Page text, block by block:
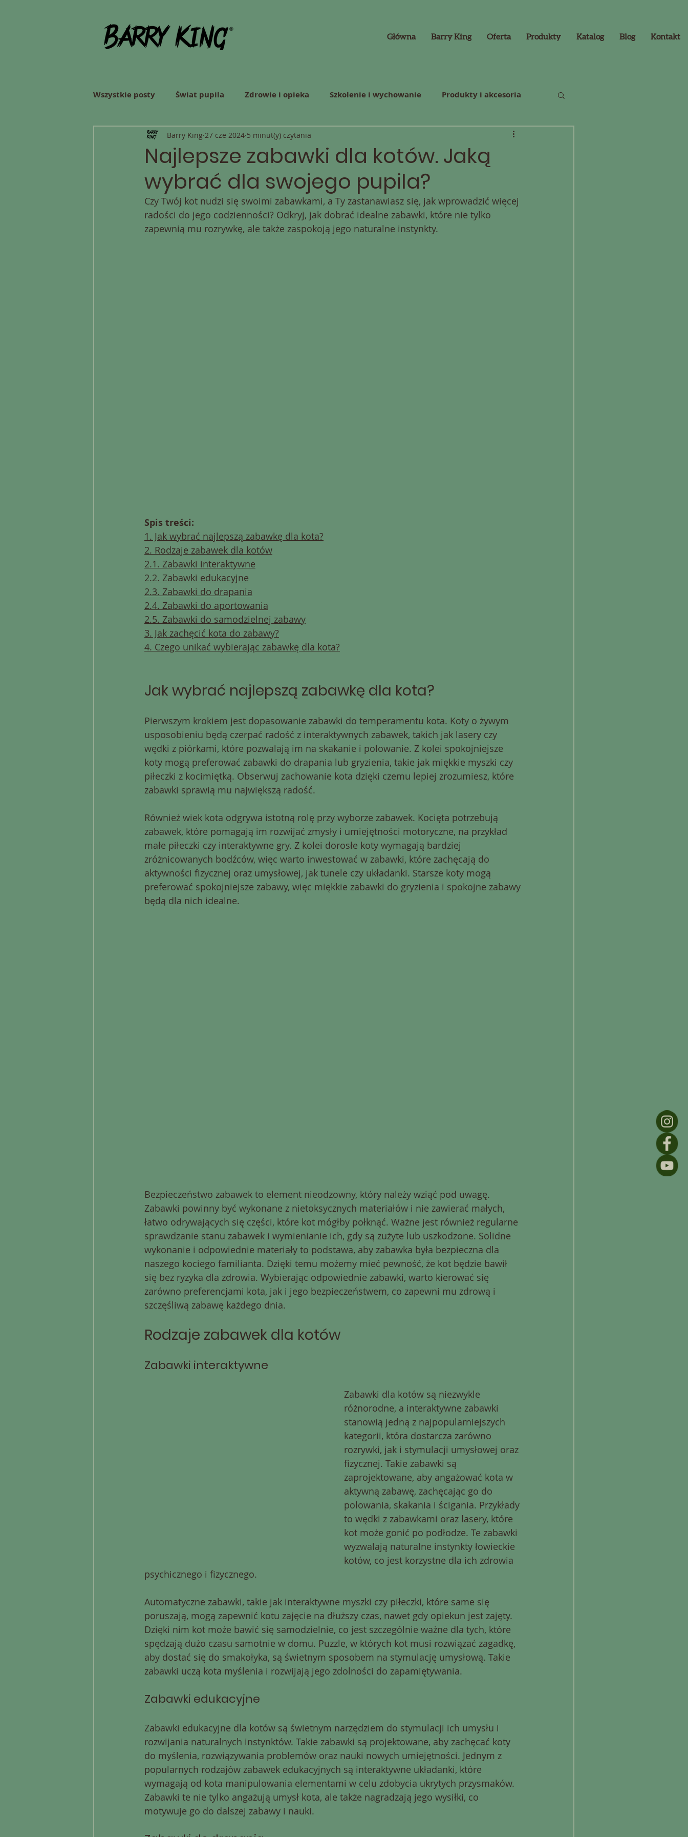
Główna Barry King Oferta Produkty Katalog Blog Kontakt
Wszystkie posty Świat pupila Zdrowie i opieka Szkolenie i wychowanie Produkty i akcesoria
Środowisko
Najlepsze zabawki dla kotów. Jaką
wybrać dla swojego pupila?
Barry King 27 cze 2024 5 minut(y) czytania
Czy Twój kot nudzi się swoimi zabawkami, a Ty zastanawiasz się, jak wprowadzić więcej
radości do jego codzienności? Odkryj, jak dobrać idealne zabawki, które nie tylko
zapewnią mu rozrywkę, ale także zaspokoją jego naturalne instynkty.
Spis treści:
1. Jak wybrać najlepszą zabawkę dla kota?
2. Rodzaje zabawek dla kotów
2.1. Zabawki interaktywne
2.2. Zabawki edukacyjne
2.3. Zabawki do drapania
2.4. Zabawki do aportowania
2.5. Zabawki do samodzielnej zabawy
3. Jak zachęcić kota do zabawy?
4. Czego unikać wybierając zabawkę dla kota?
Jak wybrać najlepszą zabawkę dla kota?
Pierwszym krokiem jest dopasowanie zabawki do temperamentu kota. Koty o żywym
usposobieniu będą czerpać radość z interaktywnych zabawek, takich jak lasery czy
wędki z piórkami, które pozwalają im na skakanie i polowanie. Z kolei spokojniejsze
koty mogą preferować zabawki do drapania lub gryzienia, takie jak miękkie myszki czy
piłeczki z kocimiętką. Obserwuj zachowanie kota dzięki czemu lepiej zrozumiesz, które
zabawki sprawią mu największą radość.
Również wiek kota odgrywa istotną rolę przy wyborze zabawek. Kocięta potrzebują
zabawek, które pomagają im rozwijać zmysły i umiejętności motoryczne, na przykład
małe piłeczki czy interaktywne gry. Z kolei dorosłe koty wymagają bardziej
zróżnicowanych bodźców, więc warto inwestować w zabawki, które zachęcają do
aktywności fizycznej oraz umysłowej, jak tunele czy układanki. Starsze koty mogą
preferować spokojniejsze zabawy, więc miękkie zabawki do gryzienia i spokojne zabawy
będą dla nich idealne.
Bezpieczeństwo zabawek to element nieodzowny, który należy wziąć pod uwagę.
Zabawki powinny być wykonane z nietoksycznych materiałów i nie zawierać małych,
łatwo odrywających się części, które kot mógłby połknąć. Ważne jest również regularne
sprawdzanie stanu zabawek i wymienianie ich, gdy są zużyte lub uszkodzone. Solidne
wykonanie i odpowiednie materiały to podstawa, aby zabawka była bezpieczna dla
naszego kociego familianta. Dzięki temu możemy mieć pewność, że kot będzie bawił
się bez ryzyka dla zdrowia. Wybierając odpowiednie zabawki, warto kierować się
zarówno preferencjami kota, jak i jego bezpieczeństwem, co zapewni mu zdrową i
szczęśliwą zabawę każdego dnia.
Rodzaje zabawek dla kotów
Zabawki interaktywne
Zabawki dla kotów są niezwykle
różnorodne, a interaktywne zabawki
stanowią jedną z najpopularniejszych
kategorii, która dostarcza zarówno
rozrywki, jak i stymulacji umysłowej oraz
fizycznej. Takie zabawki są
zaprojektowane, aby angażować kota w
aktywną zabawę, zachęcając go do
polowania, skakania i ścigania. Przykłady
to wędki z zabawkami oraz lasery, które
kot może gonić po podłodze. Te zabawki
wyzwalają naturalne instynkty łowieckie
kotów, co jest korzystne dla ich zdrowia
psychicznego i fizycznego.
Automatyczne zabawki, takie jak interaktywne myszki czy piłeczki, które same się
poruszają, mogą zapewnić kotu zajęcie na dłuższy czas, nawet gdy opiekun jest zajęty.
Dzięki nim kot może bawić się samodzielnie, co jest szczególnie ważne dla tych, które
spędzają dużo czasu samotnie w domu. Puzzle, w których kot musi rozwiązać zagadkę,
aby dostać się do smakołyka, są świetnym sposobem na stymulację umysłową. Takie
zabawki uczą kota myślenia i rozwijają jego zdolności do zapamiętywania.
Zabawki edukacyjne
Zabawki edukacyjne dla kotów są świetnym narzędziem do stymulacji ich umysłu i
rozwijania naturalnych instynktów. Takie zabawki są projektowane, aby zachęcać koty
do myślenia, rozwiązywania problemów oraz nauki nowych umiejętności. Jednym z
popularnych rodzajów zabawek edukacyjnych są interaktywne układanki, które
wymagają od kota manipulowania elementami w celu zdobycia ukrytych przysmaków.
Zabawki te nie tylko angażują umysł kota, ale także nagradzają jego wysiłki, co
motywuje go do dalszej zabawy i nauki.